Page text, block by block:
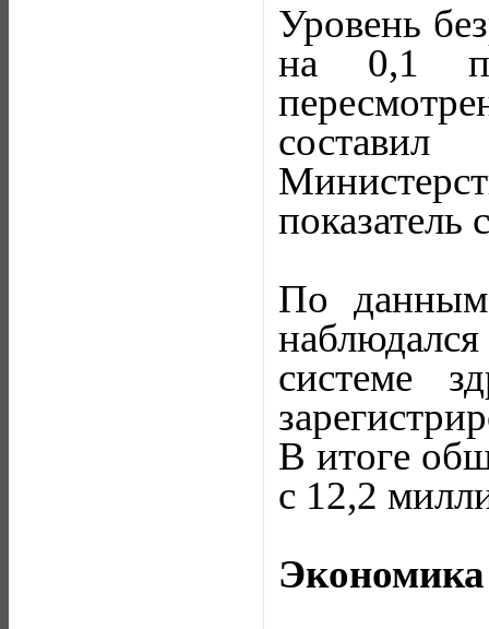
Уровень
на 0,1
показатель
По данным
системе
В итоге
с 12,2
Экономика